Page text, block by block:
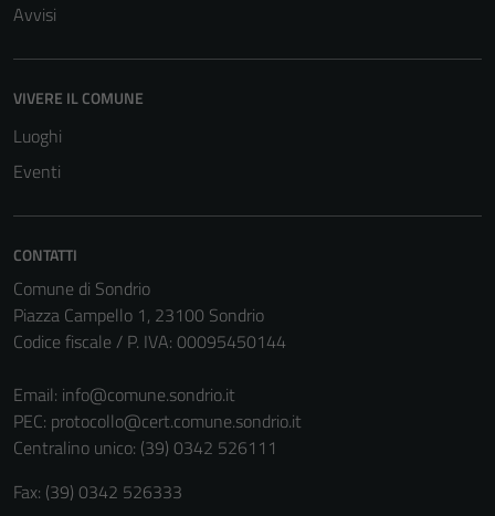
Avvisi
VIVERE IL COMUNE
Luoghi
Eventi
CONTATTI
Comune di Sondrio
Piazza Campello 1, 23100 Sondrio
Codice fiscale / P. IVA: 00095450144
Email: info@comune.sondrio.it
PEC: protocollo@cert.comune.sondrio.it
Centralino unico: (39) 0342 526111
Fax: (39) 0342 526333